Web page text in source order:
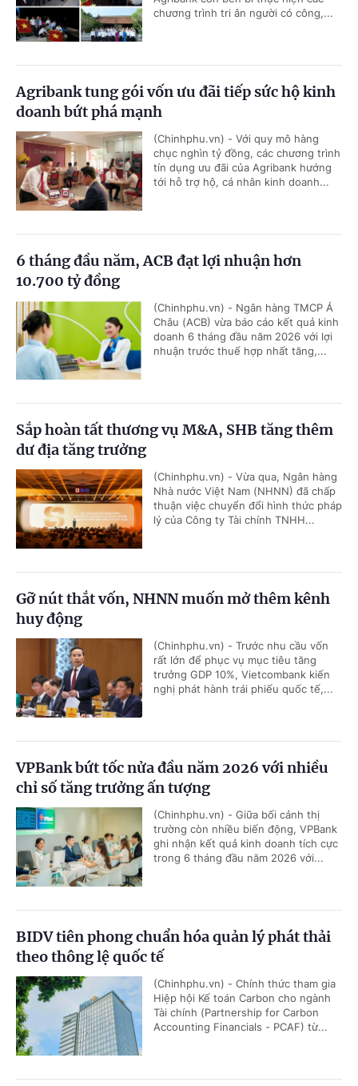
chương trình tri ân người có công,...
Agribank tung gói vốn ưu đãi tiếp sức hộ kinh
doanh bứt phá mạnh
(Chinhphu.vn) - Với quy mô hàng
chục nghìn tỷ đồng, các chương trình
tín dụng ưu đãi của Agribank hướng
tới hỗ trợ hộ, cá nhân kinh doanh...
6 tháng đầu năm, ACB đạt lợi nhuận hơn
10.700 tỷ đồng
(Chinhphu.vn) - Ngân hàng TMCP Á
Châu (ACB) vừa báo cáo kết quả kinh
doanh 6 tháng đầu năm 2026 với lợi
nhuận trước thuế hợp nhất tăng,...
Sắp hoàn tất thương vụ M&A, SHB tăng thêm
dư địa tăng trưởng
(Chinhphu.vn) - Vừa qua, Ngân hàng
Nhà nước Việt Nam (NHNN) đã chấp
thuận việc chuyển đổi hình thức pháp
lý của Công ty Tài chính TNHH...
Gỡ nút thắt vốn, NHNN muốn mở thêm kênh
huy động
(Chinhphu.vn) - Trước nhu cầu vốn
rất lớn để phục vụ mục tiêu tăng
trưởng GDP 10%, Vietcombank kiến
nghị phát hành trái phiếu quốc tế,...
VPBank bứt tốc nửa đầu năm 2026 với nhiều
chỉ số tăng trưởng ấn tượng
(Chinhphu.vn) - Giữa bối cảnh thị
trường còn nhiều biến động, VPBank
ghi nhận kết quả kinh doanh tích cực
trong 6 tháng đầu năm 2026 với...
BIDV tiên phong chuẩn hóa quản lý phát thải
theo thông lệ quốc tế
(Chinhphu.vn) - Chính thức tham gia
Hiệp hội Kế toán Carbon cho ngành
Tài chính (Partnership for Carbon
Accounting Financials - PCAF) từ...